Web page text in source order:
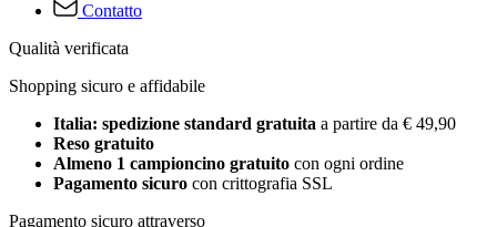
Contatto
Qualità verificata
Shopping sicuro e affidabile
Italia: spedizione standard gratuita a partire da € 49,90
Reso gratuito
Almeno 1 campioncino gratuito con ogni ordine
Pagamento sicuro con crittografia SSL
Pagamento sicuro attraverso